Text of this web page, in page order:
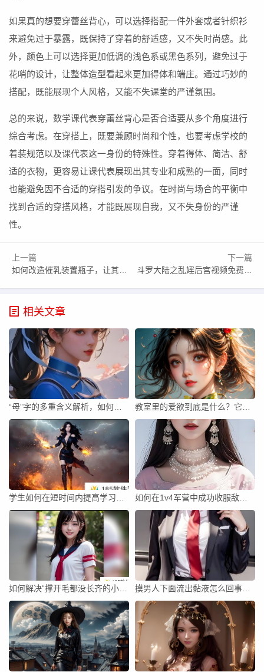
如果真的想要穿蕾丝背心，可以选择搭配一件外套或者针织衫
来避免过于暴露，既保持了穿着的舒适感，又不失时尚感。此
外，颜色上可以选择更加低调的浅色系或黑色系列，避免过于
花哨的设计，让整体造型看起来更加得体和端庄。通过巧妙的
搭配，既能展现个人风格，又能不失课堂的严谨氛围。
总的来说，数学课代表穿蕾丝背心是否合适要从多个角度进行
综合考虑。在穿搭上，既要兼顾时尚和个性，也要考虑学校的
着装规范以及课代表这一身份的特殊性。穿着得体、简洁、舒
适的衣物，更容易让课代表展现出其专业和成熟的一面，同时
也能避免因不合适的穿搭引发的争议。在时尚与场合的平衡中
找到合适的穿搭风格，才能既展现自我，又不失身份的严谨
性。
上一篇
如何改造催乳装置瓶子，让其更加有效提升奶水分泌？
下一篇
斗罗大陆之乱婬后宫视频免费看，如何找到高清无删减的资源？
相关文章